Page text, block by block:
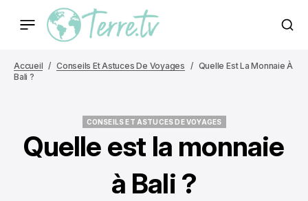
Accueil Conseils Et Astuces De Voyages
Quelle Est La Monnaie À
Bali ?
CONSEILS ET ASTUCES DE VOYAGES
Quelle est la monnaie
à Bali ?